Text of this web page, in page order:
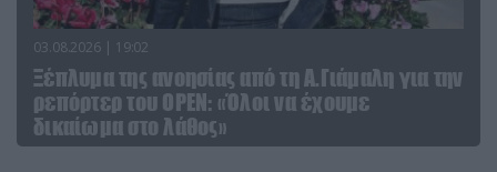
03.08.2026 | 19:02
Ξέπλυμα της ανοησίας από τη Α.Γιάμαλη για την
ρεπόρτερ του ΟΡΕΝ: «Όλοι να έχουμε
δικαίωμα στο λάθος»